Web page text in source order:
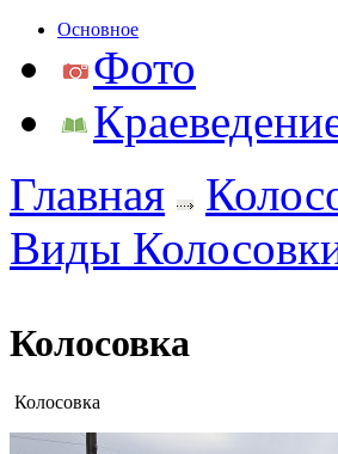
Основное
Фото
Главная
Виды
Колосовка
Колосовка